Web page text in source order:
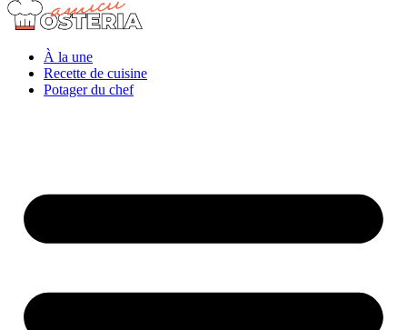
À la une
Recette de cuisine
Potager du chef